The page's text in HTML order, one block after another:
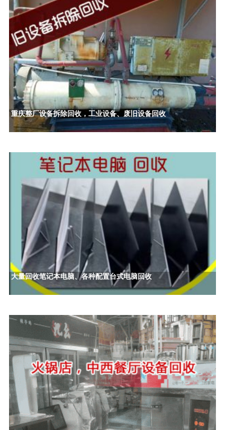
重庆整厂设备拆除回收，工业设备、废旧设备回收
大量回收笔记本电脑、各种配置台式电脑回收